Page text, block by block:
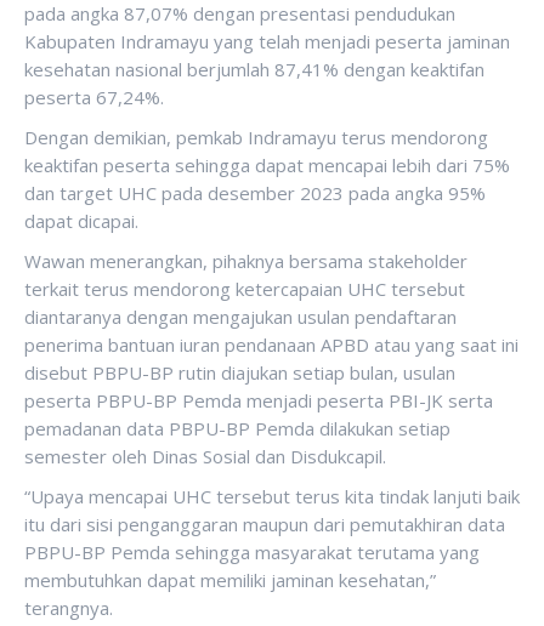
pada angka 87,07% dengan presentasi pendudukan
Kabupaten Indramayu yang telah menjadi peserta jaminan
kesehatan nasional berjumlah 87,41% dengan keaktifan
peserta 67,24%.
Dengan demikian, pemkab Indramayu terus mendorong
keaktifan peserta sehingga dapat mencapai lebih dari 75%
dan target UHC pada desember 2023 pada angka 95%
dapat dicapai.
Wawan menerangkan, pihaknya bersama stakeholder
terkait terus mendorong ketercapaian UHC tersebut
diantaranya dengan mengajukan usulan pendaftaran
penerima bantuan iuran pendanaan APBD atau yang saat ini
disebut PBPU-BP rutin diajukan setiap bulan, usulan
peserta PBPU-BP Pemda menjadi peserta PBI-JK serta
pemadanan data PBPU-BP Pemda dilakukan setiap
semester oleh Dinas Sosial dan Disdukcapil.
“Upaya mencapai UHC tersebut terus kita tindak lanjuti baik
itu dari sisi penganggaran maupun dari pemutakhiran data
PBPU-BP Pemda sehingga masyarakat terutama yang
membutuhkan dapat memiliki jaminan kesehatan,”
terangnya.